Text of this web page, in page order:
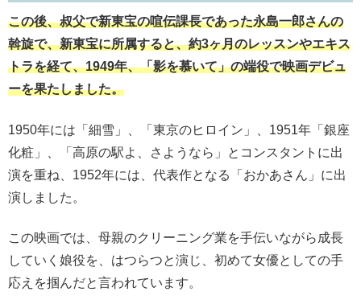
この後、叔父で新東宝の喧伝課長であった永島一郎さんの
斡旋で、新東宝に所属すると、約3ヶ月のレッスンやエキス
トラを経て、1949年、「影を慕いて」の端役で映画デビュ
ーを果たしました。
1950年には「細雪」、「東京のヒロイン」、1951年「銀座
化粧」、「高原の駅よ、さようなら」とコンスタントに出
演を重ね、1952年には、代表作となる「おかあさん」に出
演しました。
この映画では、母親のクリーニング業を手伝いながら成長
していく娘役を、はつらつと演じ、初めて女優としての手
応えを掴んだと言われています。